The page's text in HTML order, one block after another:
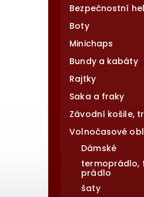
Bezpečnostní
Boty
Minichaps
Bundy a kabáty
Rajtky
Saka a fraky
Závodní košile,
Volnočasové
Dámské
termoprádlo,
prádlo
šaty